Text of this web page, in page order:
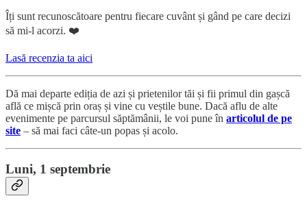
Îți sunt recunoscătoare pentru fiecare cuvânt și gând pe care decizi
să mi-l acorzi. ❤️
Lasă recenzia ta aici
Dă mai departe ediția de azi și prietenilor tăi și fii primul din gașcă
află ce mișcă prin oraș și vine cu veștile bune. Dacă aflu de alte
evenimente pe parcursul săptămânii, le voi pune în articolul de pe
site – să mai faci câte-un popas și acolo.
Luni, 1 septembrie